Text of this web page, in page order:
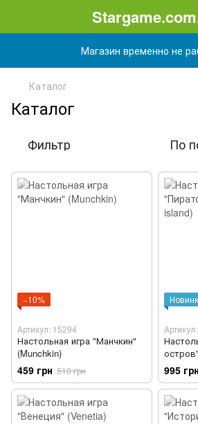
Магазин временно не
Каталог
Каталог
Фильтр По
−10%
Артикул: 15294
Настольная игра "Манчкин"
(Munchkin)
459 грн 510 грн 995 грн